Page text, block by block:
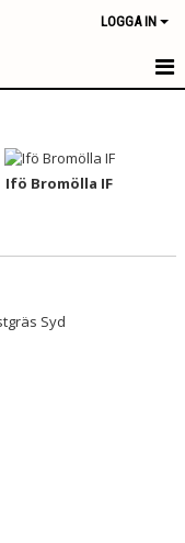
LOGGA IN
Ifö Bromölla IF
Syd